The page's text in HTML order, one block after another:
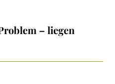
– liegen